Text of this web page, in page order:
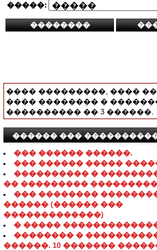
�����:
���� ���������, ����
���� �������� �
���������� �� 3 ������.
������ ���
��� ������ ������.
��� ������ �����
���������� �
�� ���������
��� ��������
������ (������ ���
�������������)
� �����
�������� �
������. 10 �������